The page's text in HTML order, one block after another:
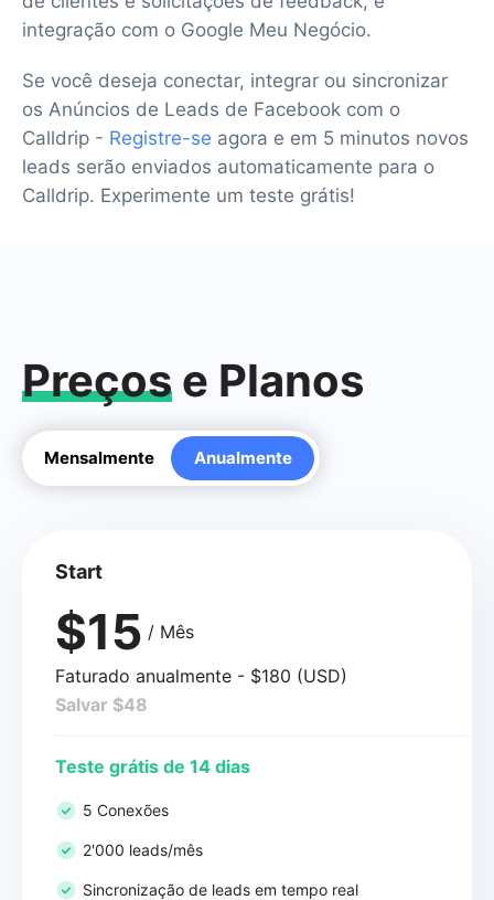
integração com o Google Meu Negócio.
Se você deseja conectar, integrar ou sincronizar
os Anúncios de Leads de Facebook com o
Calldrip - Registre-se agora e em 5 minutos novos
leads serão enviados automaticamente para o
Calldrip. Experimente um teste grátis!
Preços e Planos
Mensalmente Anualmente
Start
$15 / Mês
Faturado anualmente - $180 (USD)
Salvar $48
Teste grátis de 14 dias
5 Conexões
2'000 leads/mês
Sincronização de leads em tempo real